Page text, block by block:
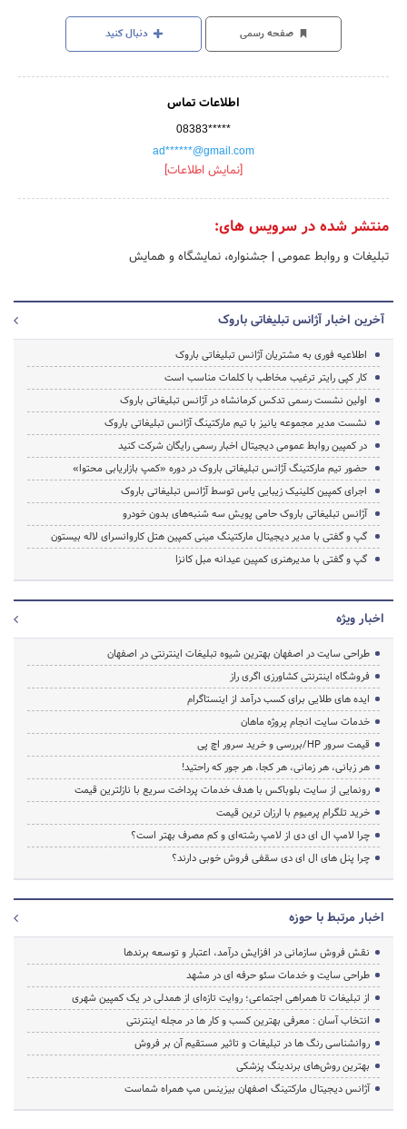
صفحه رسمی دنبال کنید
اطلاعات تماس
08383*****
ad******@gmail.com
[نمایش اطلاعات]
منتشر شده در سرویس های:
تبلیغات و روابط عمومی | جشنواره، نمایشگاه و همایش
آخرین اخبار آژانس تبلیغاتی باروک
اطلاعیه فوری به مشتریان آژانس تبلیغاتی باروک
کار کپی رایتر ترغیب مخاطب با کلمات مناسب است
اولین نشست رسمی تدکس کرمانشاه در آژانس تبلیغاتی باروک
نشست مدیر مجموعه یانیز با تیم مارکتینگ آژانس تبلیغاتی باروک
در کمپین روابط عمومی دیجیتال اخبار رسمی رایگان شرکت کنید
حضور تیم مارکتینگ آژانس تبلیغاتی باروک در دوره «کمپ بازاریابی محتوا»
اجرای کمپین کلینیک زیبایی یاس توسط آژانس تبلیغاتی باروک
آژانس تبلیغاتی باروک حامی پویش سه شنبه‌های بدون خودرو
گپ و گفتی با مدیر دیجیتال مارکتینگ مینی کمپین هتل کاروانسرای لاله بیستون
گپ و گفتی با مدیرهنری کمپین عیدانه مبل کانزا
اخبار ویژه
طراحی سایت در اصفهان بهترین شیوه تبلیغات اینترنتی در اصفهان
فروشگاه اینترنتی کشاورزی اگری راز
ایده های طلایی برای کسب درآمد از اینستاگرام
خدمات سایت انجام پروژه ماهان
قیمت سرور HP/بررسی و خرید سرور اچ پی
هر زبانی، هر زمانی، هر کجا، هر جور که راحتید!
رونمایی از سایت بلوباکس با هدف خدمات پرداخت سریع با نازلترین قیمت
خرید تلگرام پرمیوم با ارزان ترین قیمت
چرا لامپ ال ای دی از لامپ رشته‌ای و کم مصرف بهتر است؟
چرا پنل های ال ای دی سقفی فروش خوبی دارند؟
اخبار مرتبط با حوزه
نقش فروش سازمانی در افزایش درآمد، اعتبار و توسعه برندها
طراحی سایت و خدمات سئو حرفه ای در مشهد
از تبلیغات تا همراهی اجتماعی؛ روایت تازه‌ای از همدلی در یک کمپین شهری
انتخاب آسان : معرفی بهترین کسب و کار ها در مجله اینترنتی
روانشناسی رنگ ها در تبلیغات و تاثیر مستقیم آن بر فروش
بهترین روش‌های برندینگ پزشکی
آژانس دیجیتال مارکتینگ اصفهان بیزینس مپ همراه شماست